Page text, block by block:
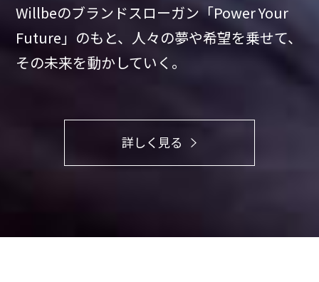
Willbeのブランドスローガン「Power Your
Future」のもと、 人々の夢や希望を乗せて、
その未来を動かしていく。
詳しく見る